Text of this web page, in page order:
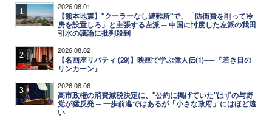
1 2026.08.01
【熊本地震】"クーラーなし避難所"で、「防衛費を削って冷
房を設置しろ」と主張する左派 ─ 中国に忖度した左派の我田
引水の議論に批判殺到
2 2026.08.02
【名画座リバティ (29)】映画で学ぶ偉人伝(1)──『若き日の
リンカーン』
3 2026.08.06
高市政権の消費減税決定に、"公約に掲げていた"はずの与野
党が猛反発 ─ 一歩前進ではあるが「小さな政府」にはほど遠
い